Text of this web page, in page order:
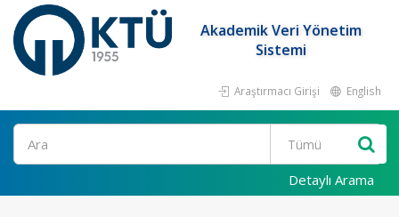
Akademik Veri Yönetim
Sistemi
Araştırmacı Girişi English
Ara
Detaylı Arama